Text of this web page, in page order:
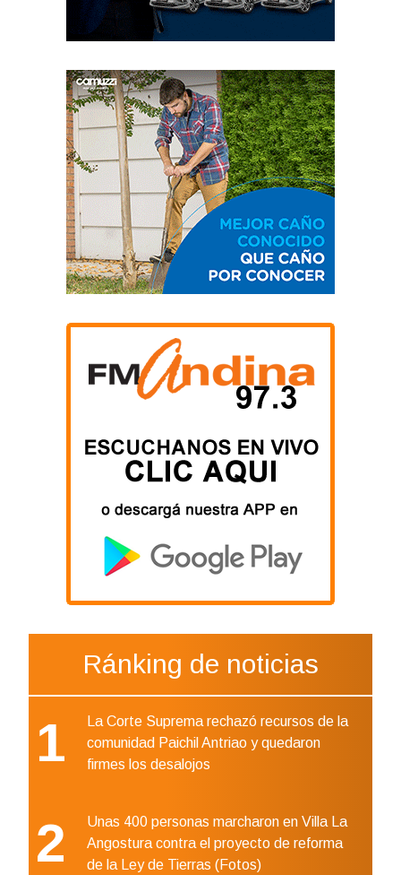
Ránking de noticias
1
La Corte Suprema rechazó recursos de la
comunidad Paichil Antriao y quedaron
firmes los desalojos
2
Unas 400 personas marcharon en Villa La
Angostura contra el proyecto de reforma
de la Ley de Tierras (Fotos)